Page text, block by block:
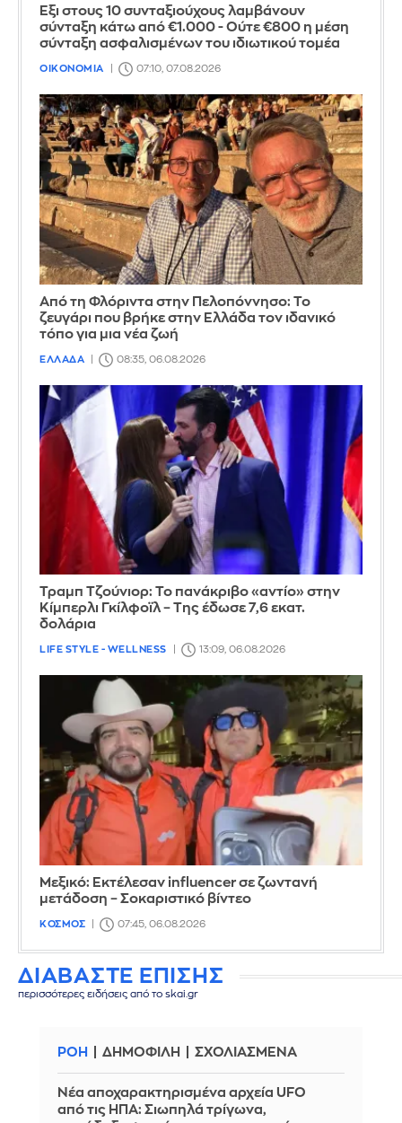
Έξι στους 10 συνταξιούχους λαμβάνουν
σύνταξη κάτω από €1.000 - Ούτε €800 η μέση
σύνταξη ασφαλισμένων του ιδιωτικού τομέα
ΟΙΚΟΝΟΜΙΑ 07:10, 07.08.2026
Από τη Φλόριντα στην Πελοπόννησο: Το
ζευγάρι που βρήκε στην Ελλάδα τον ιδανικό
τόπο για μια νέα ζωή
ΕΛΛΑΔΑ 08:35, 06.08.2026
Τραμπ Τζούνιορ: Το πανάκριβο «αντίο» στην
Κίμπερλι Γκίλφοϊλ – Της έδωσε 7,6 εκατ.
δολάρια
LIFE STYLE - WELLNESS 13:09, 06.08.2026
Μεξικό: Εκτέλεσαν influencer σε ζωντανή
μετάδοση – Σοκαριστικό βίντεο
ΚΟΣΜΟΣ 07:45, 06.08.2026
ΔΙΑΒΑΣΤΕ ΕΠΙΣΗΣ
περισσότερες ειδήσεις από το skai.gr
ΡΟΗ ΔΗΜΟΦΙΛΗ ΣΧΟΛΙΑΣΜΕΝΑ
Νέα αποχαρακτηρισμένα αρχεία UFO
από τις ΗΠΑ: Σιωπηλά τρίγωνα,